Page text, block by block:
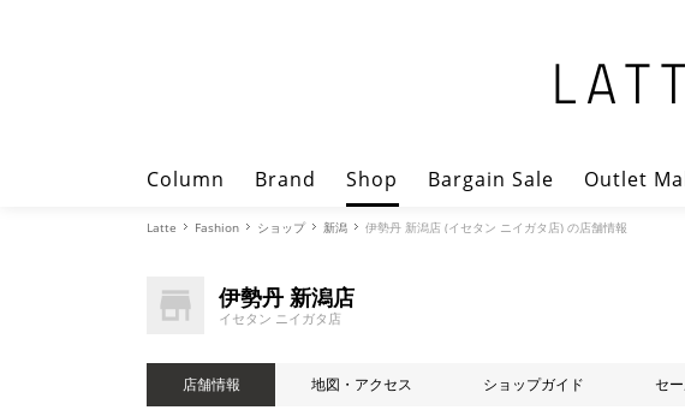
Column Brand Shop Bargain Sale Outlet
Latte Fashion ショップ 新潟 伊勢丹 新潟店 (イセタン ニイガタ店) の店舗情報
伊勢丹 新潟店
イセタン ニイガタ店
店舗情報 地図・アクセス ショップガイド セ